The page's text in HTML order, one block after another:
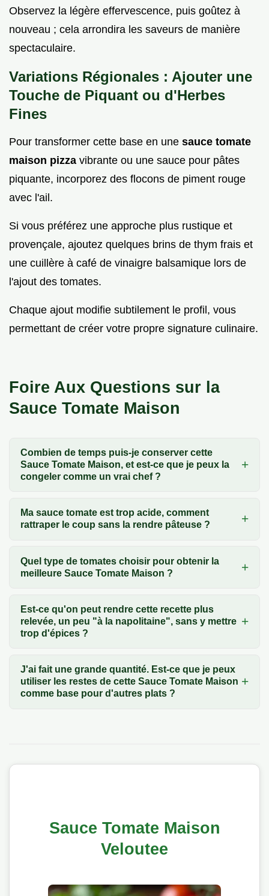
Observez la légère effervescence, puis goûtez à
nouveau ; cela arrondira les saveurs de manière
spectaculaire.
Variations Régionales : Ajouter une
Touche de Piquant ou d'Herbes
Fines
Pour transformer cette base en une sauce tomate
maison pizza vibrante ou une sauce pour pâtes
piquante, incorporez des flocons de piment rouge
avec l'ail.
Si vous préférez une approche plus rustique et
provençale, ajoutez quelques brins de thym frais et
une cuillère à café de vinaigre balsamique lors de
l'ajout des tomates.
Chaque ajout modifie subtilement le profil, vous
permettant de créer votre propre signature culinaire.
Foire Aux Questions sur la
Sauce Tomate Maison
Combien de temps puis-je conserver cette
Sauce Tomate Maison, et est-ce que je peux la
congeler comme un vrai chef ?
Ma sauce tomate est trop acide, comment
rattraper le coup sans la rendre pâteuse ?
Quel type de tomates choisir pour obtenir la
meilleure Sauce Tomate Maison ?
Est-ce qu'on peut rendre cette recette plus
relevée, un peu "à la napolitaine", sans y mettre
trop d'épices ?
J'ai fait une grande quantité. Est-ce que je peux
utiliser les restes de cette Sauce Tomate Maison
comme base pour d'autres plats ?
Sauce Tomate Maison
Veloutee